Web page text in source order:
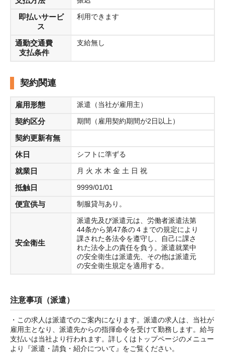
即払いサービ
ス
利用できます
通勤交通費
支払条件
支給無し
契約関連
雇用形態 派遣（当社が雇用主）
契約区分 期間（雇用契約期間が2日以上）
契約更新有無
休日
シフトに準ずる
就業日 月 火 水 木 金 土 日 祝
抵触日 9999/01/01
便宜供与 制服貸与あり。
安全衛生
派遣先及び派遣元は、労働者派遣法第
44条から第47条の４までの規定により
課された各法令を遵守し、自己に課さ
れた法令上の責任を負う。派遣就業中
の安全衛生は派遣先、その他は派遣元
の安全衛生規定を適用する。
注意事項（派遣）
・この求人は派遣でのご案内になります。派遣の求人は、当社が
雇用主となり、派遣先からの指揮命令を受けて勤務します。給与
支払いは当社より行われます。詳しくはトップページのメニュー
より『派遣・請負・紹介について』をご覧ください。